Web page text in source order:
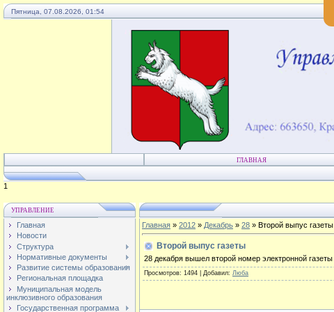
Пятница, 07.08.2026, 01:54
ГЛАВНАЯ
3
УПРАВЛЕНИЕ
Главная
Новости
Структура
Нормативные документы
Развитие системы образования
Региональная площадка
Муниципальная модель
инклюзивного образования
Государственная программа
Главная » 2012 » Декабрь » 28 » Второй выпус газеты
Второй выпус газеты
28 декабря вышел второй номер электронной газеты
Просмотров: 1494 | Добавил: Люба